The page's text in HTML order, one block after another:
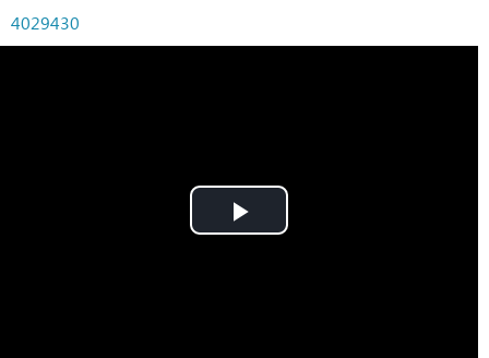
4029430
Play